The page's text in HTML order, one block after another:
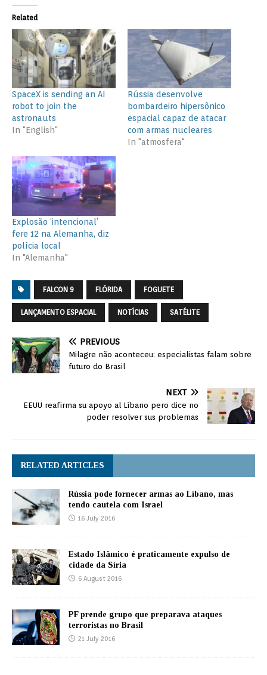
Related
SpaceX is sending an AI
robot to join the
astronauts
In "English"
Rússia desenvolve
bombardeiro hipersônico
espacial capaz de atacar
com armas nucleares
In "atmosfera"
Explosão ‘intencional’
fere 12 na Alemanha, diz
polícia local
In "Alemanha"
FALCON 9 FLÓRIDA FOGUETE
LANÇAMENTO ESPACIAL NOTÍCIAS SATÉLITE
PREVIOUS
Milagre não aconteceu: especialistas falam sobre
futuro do Brasil
NEXT
EEUU reafirma su apoyo al Líbano pero dice no
poder resolver sus problemas
RELATED ARTICLES
Rússia pode fornecer armas ao Líbano, mas
tendo cautela com Israel
16 July 2016
Estado Islâmico é praticamente expulso de
cidade da Síria
6 August 2016
PF prende grupo que preparava ataques
terroristas no Brasil
21 July 2016